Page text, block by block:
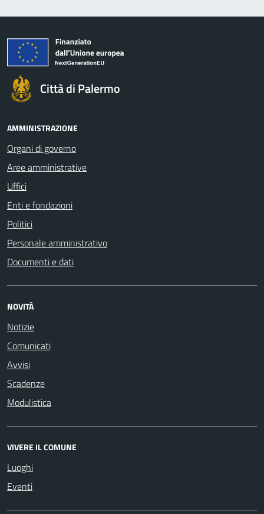
Città di Palermo
AMMINISTRAZIONE
Organi di governo
Aree amministrative
Uffici
Enti e fondazioni
Politici
Personale amministrativo
Documenti e dati
NOVITÀ
Notizie
Comunicati
Avvisi
Scadenze
Modulistica
VIVERE IL COMUNE
Luoghi
Eventi